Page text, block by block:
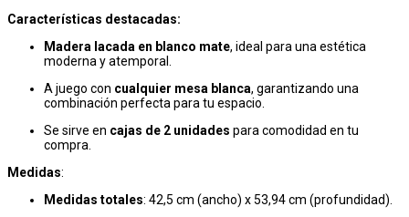
Características destacadas:
Madera lacada en blanco mate, ideal para una estética
moderna y atemporal.
A juego con cualquier mesa blanca, garantizando una
combinación perfecta para tu espacio.
Se sirve en cajas de 2 unidades para comodidad en tu
compra.
Medidas:
Medidas totales: 42,5 cm (ancho) x 53,94 cm (profundidad).